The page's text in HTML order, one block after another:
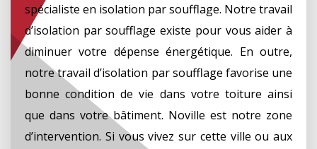
spécialiste en isolation par soufflage. Notre travail
d’isolation par soufflage existe pour vous aider à
diminuer votre dépense énergétique. En outre,
notre travail d’isolation par soufflage favorise une
bonne condition de vie dans votre toiture ainsi
que dans votre bâtiment. Noville est notre zone
d’intervention. Si vous vivez sur cette ville ou aux